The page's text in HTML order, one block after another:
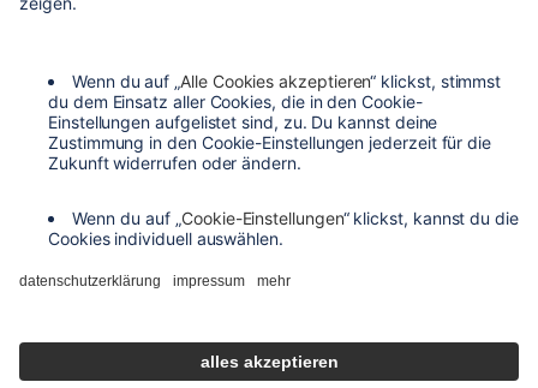
zahlungsarten
datenschutzerklärung
impressum